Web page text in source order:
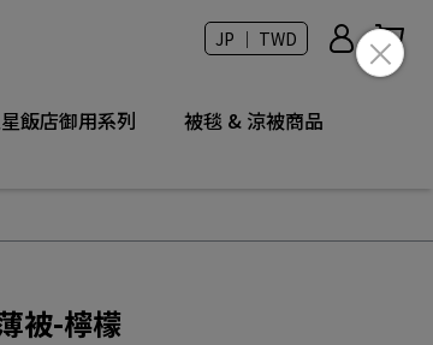
JP ｜ TWD
飯店御用系列
被毯 & 涼被商品
被-檸檬